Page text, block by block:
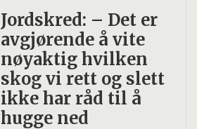
Jordskred: – Det er
avgjørende å vite
nøyaktig hvilken
skog vi rett og slett
ikke har råd til å
hugge ned